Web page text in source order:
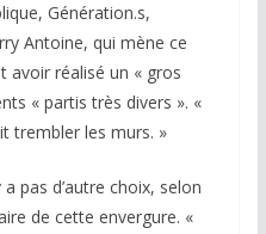
Génération.s,
Antoine, qui mène ce
avoir réalisé un « gros
« partis très divers ». «
trembler les murs. »
a pas d’autre choix, selon
de cette envergure. «